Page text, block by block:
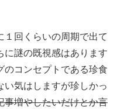
１回くらいの周期で出て
に謎の既視感はあります
のコンセプトである珍食
い気はしますが珍しかっ
事増やしたいだけとか言